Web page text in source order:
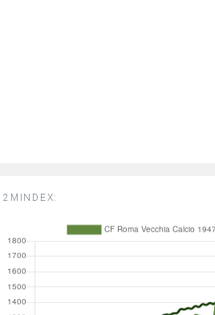
2MINDEX: